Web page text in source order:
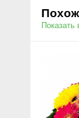
Показать